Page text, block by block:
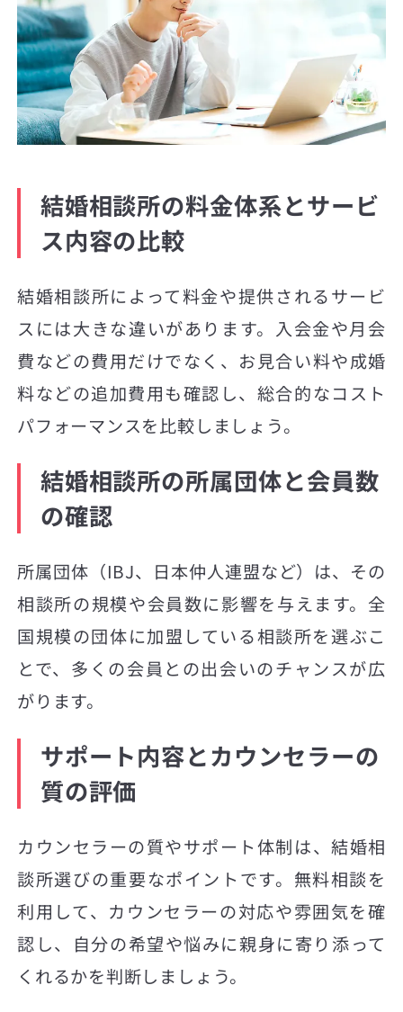
結婚相談所の料金体系とサービ
ス内容の比較
結婚相談所によって料金や提供されるサービ
スには大きな違いがあります。入会金や月会
費などの費用だけでなく、お見合い料や成婚
料などの追加費用も確認し、総合的なコスト
パフォーマンスを比較しましょう。
結婚相談所の所属団体と会員数
の確認
所属団体（IBJ、日本仲人連盟など）は、その
相談所の規模や会員数に影響を与えます。全
国規模の団体に加盟している相談所を選ぶこ
とで、多くの会員との出会いのチャンスが広
がります。
サポート内容とカウンセラーの
質の評価
カウンセラーの質やサポート体制は、結婚相
談所選びの重要なポイントです。無料相談を
利用して、カウンセラーの対応や雰囲気を確
認し、自分の希望や悩みに親身に寄り添って
くれるかを判断しましょう。